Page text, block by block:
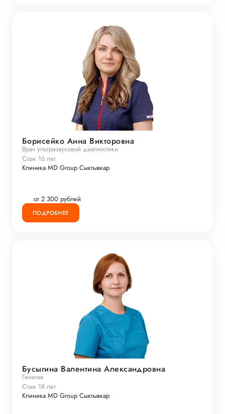
Борисейко Анна Викторовна
Врач ультразвуковой диагностики
Стаж 16 лет
Клиника MD Group Сыктывкар
от 2 300 рублей
ПОДРОБНЕЕ
Бусыгина Валентина Александровна
Генетик
Стаж 18 лет
Клиника MD Group Сыктывкар